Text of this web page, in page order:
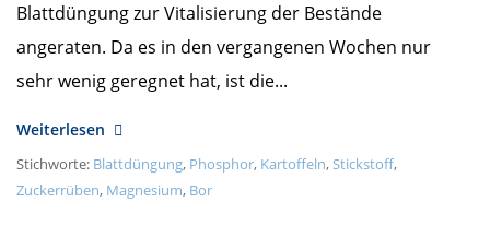
Blattdüngung zur Vitalisierung der Bestände
angeraten. Da es in den vergangenen Wochen nur
sehr wenig geregnet hat, ist die...
Weiterlesen
Stichworte: Blattdüngung, Phosphor, Kartoffeln,Stickstoff,
Zuckerrüben, Magnesium, Bor